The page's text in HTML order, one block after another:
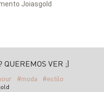
Joiasgold
QUEREMOS VER ;)
#moda #estilo